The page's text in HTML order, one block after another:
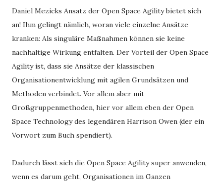
Daniel Mezicks Ansatz der Open Space Agility bietet sich
an! Ihm gelingt nämlich, woran viele einzelne Ansätze
kranken: Als singuläre Maßnahmen können sie keine
nachhaltige Wirkung entfalten. Der Vorteil der Open Space
Agility ist, dass sie Ansätze der klassischen
Organisationentwicklung mit agilen Grundsätzen und
Methoden verbindet. Vor allem aber mit
Großgruppenmethoden, hier vor allem eben der Open
Space Technology des legendären Harrison Owen (der ein
Vorwort zum Buch spendiert).
Dadurch lässt sich die Open Space Agility super anwenden,
wenn es darum geht, Organisationen im Ganzen